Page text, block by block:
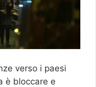
verso i paesi
è bloccare e